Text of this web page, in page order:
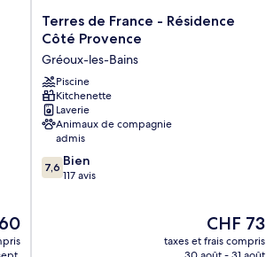
Terres
de
-
Résidence
Côté
Provence
Gréoux-
les-
Bains
Terres de France - Résidence
Côté Provence
Gréoux-les-Bains
Piscine
Kitchenette
Laverie
Animaux de compagnie
admis
7.6
sur
7,6 Bien
117 avis
Le
nouveau
prix
CHF 73
taxes et frais compris